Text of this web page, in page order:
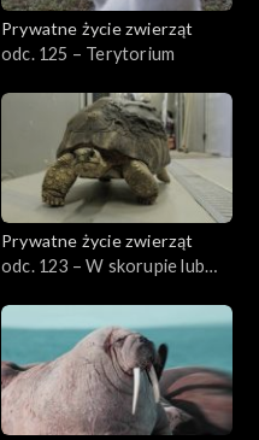
Prywatne życie zwierząt
odc. 125 – Terytorium
Prywatne życie zwierząt
odc. 123 – W skorupie lub